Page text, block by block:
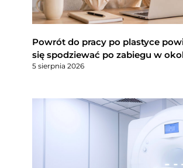
Powrót do pracy po plastyce
się spodziewać po zabiegu w
5 sierpnia 2026